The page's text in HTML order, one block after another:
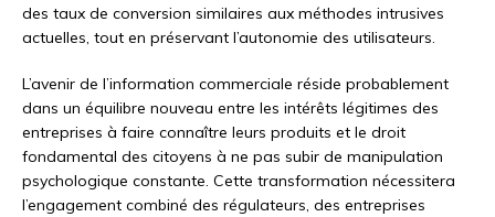
des taux de conversion similaires aux méthodes intrusives
actuelles, tout en préservant l’autonomie des utilisateurs.
L’avenir de l’information commerciale réside probablement
dans un équilibre nouveau entre les intérêts légitimes des
entreprises à faire connaître leurs produits et le droit
fondamental des citoyens à ne pas subir de manipulation
psychologique constante. Cette transformation nécessitera
l’engagement combiné des régulateurs, des entreprises